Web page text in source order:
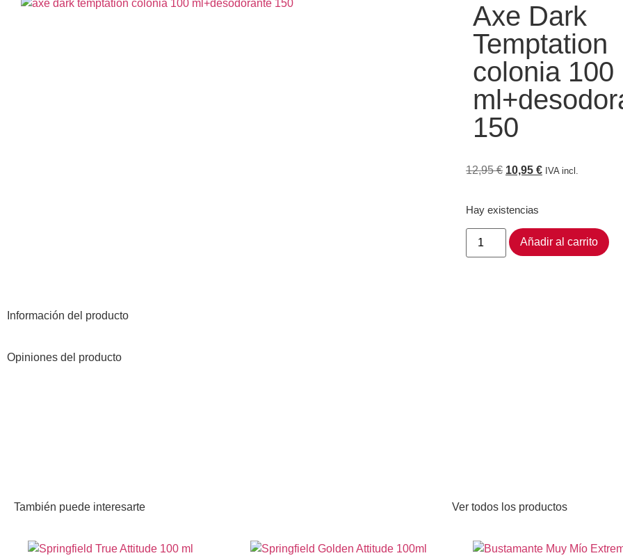
Axe Dark
Temptation
colonia 100
150
12,95€ 10,95 € IVA incl.
Hay existencias
Añadir al carrito
Información del producto
Opiniones del producto
También puede interesarte Ver todos los productos